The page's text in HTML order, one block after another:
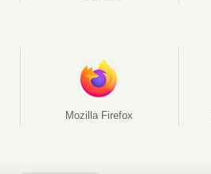
Mozilla Firefox